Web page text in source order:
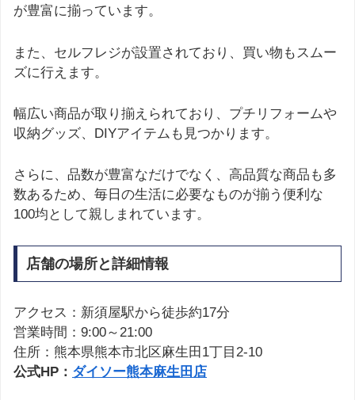
が豊富に揃っています。
また、セルフレジが設置されており、買い物もスムー
ズに行えます。
幅広い商品が取り揃えられており、プチリフォームや
収納グッズ、DIYアイテムも見つかります。
さらに、品数が豊富なだけでなく、高品質な商品も多
数あるため、毎日の生活に必要なものが揃う便利な
100均として親しまれています。
店舗の場所と詳細情報
アクセス：新須屋駅から徒歩約17分
営業時間：9:00～21:00
住所：熊本県熊本市北区麻生田1丁目2-10
公式HP： ダイソー熊本麻生田店